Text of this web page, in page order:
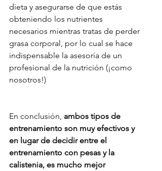
dieta y asegurarse de que estás
obteniendo los nutrientes
necesarios mientras tratas de perder
grasa corporal, por lo cual se hace
indispensable la asesoría de un
profesional de la nutrición (¡como
nosotros!)
En conclusión, ambos tipos de
entrenamiento son muy efectivos y
en lugar de decidir entre el
entrenamiento con pesas y la
calistenia, es mucho mejor